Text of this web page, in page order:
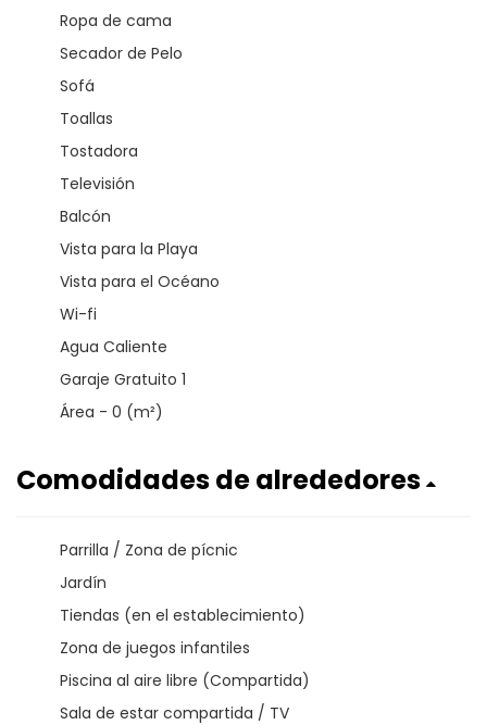
Ropa de cama
Secador de Pelo
Sofá
Toallas
Tostadora
Televisión
Balcón
Vista para la Playa
Vista para el Océano
Wi-fi
Agua Caliente
Garaje Gratuito 1
Área - 0 (m²)
Comodidades de alrededores
Parrilla / Zona de pícnic
Jardín
Tiendas (en el establecimiento)
Zona de juegos infantiles
Piscina al aire libre (Compartida)
Sala de estar compartida / TV